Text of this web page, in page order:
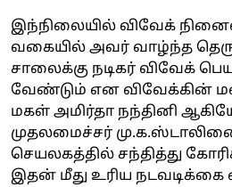
இந்நிலையில் விவேக்
வகையில் அவர் வாழ்ந்த
சாலைக்கு நடிகர் விவேக்
வேண்டும் என விவேக்கின்
மகள் அமிர்தா நந்தினி
முதலமைச்சர்
செயலகத்தில் சந்தித்து
இதன் மீது உரிய நடவடிக்கை